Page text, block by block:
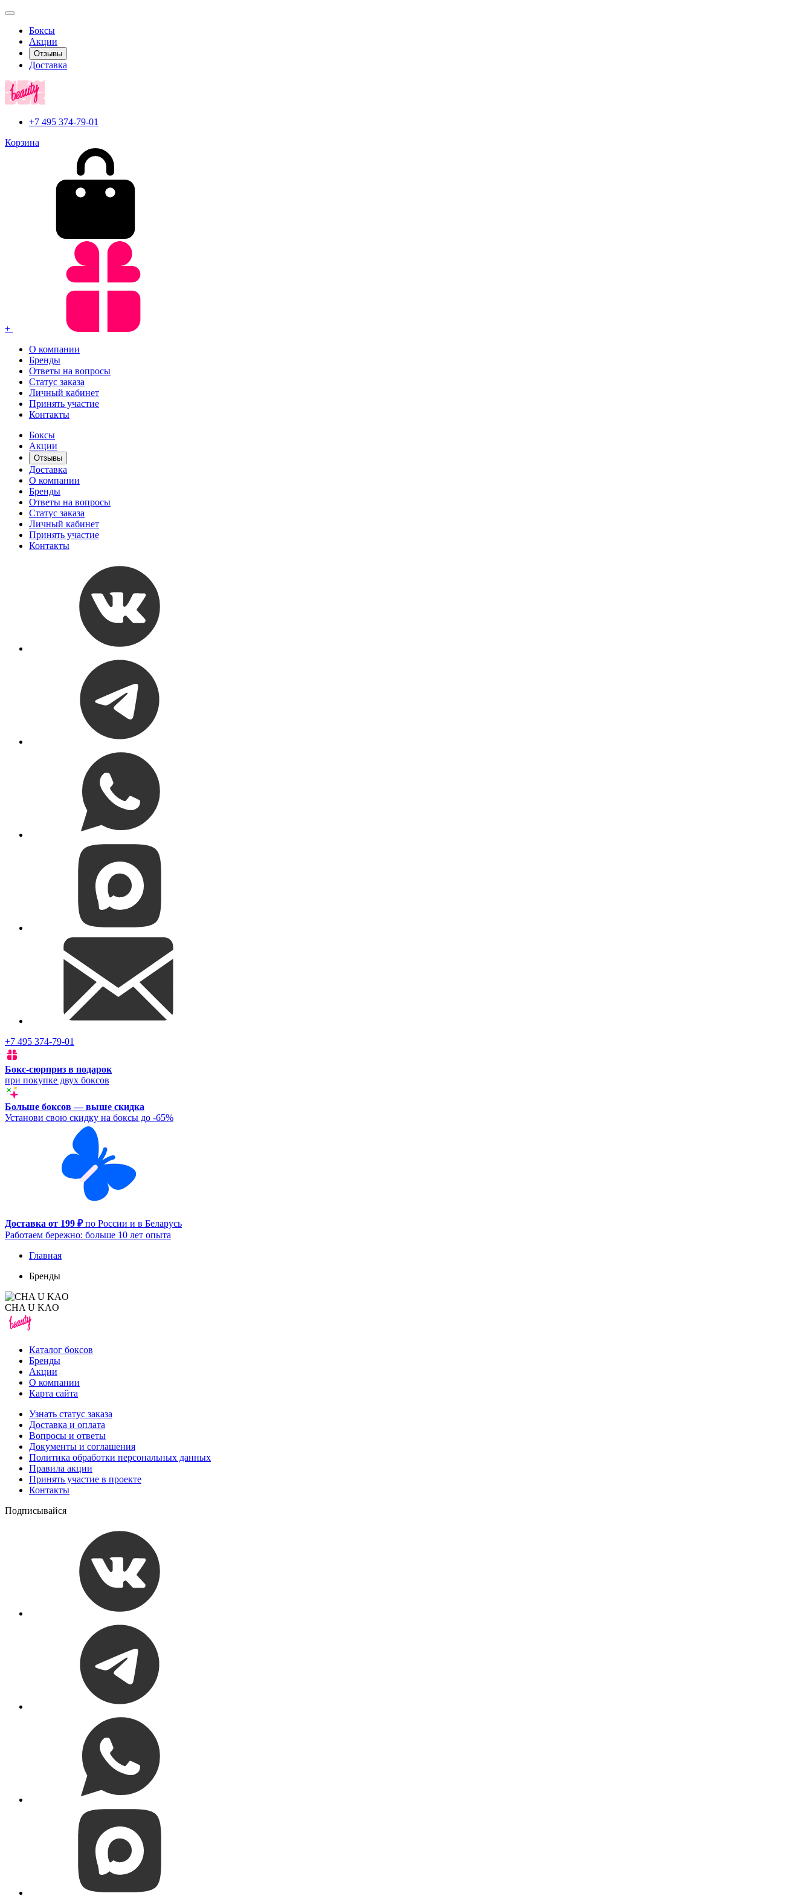
Боксы
Акции
Отзывы
Доставка
+7 495 374-79-01
Корзина
+
О компании
Бренды
Ответы на вопросы
Статус заказа
Личный кабинет
Принять участие
Контакты
Боксы
Акции
Отзывы
Доставка
О компании
Бренды
Ответы на вопросы
Статус заказа
Личный кабинет
Принять участие
Контакты
+7 495 374-79-01
Бокс-сюрприз в подарок
при покупке двух боксов
Больше боксов — выше скидка
Установи свою скидку на боксы до -65%
Доставка от 199 ₽по России и в Беларусь
Работаем бережно: больше 10 лет опыта
Главная
Бренды
CHA U KAO
Каталог боксов
Бренды
Акции
О компании
Карта сайта
Узнать статус заказа
Доставка и оплата
Вопросы и ответы
Документы и соглашения
Политика обработки персональных данных
Правила акции
Принять участие в проекте
Контакты
Подписывайся